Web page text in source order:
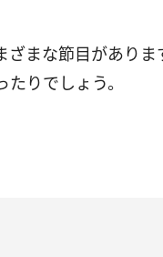
まな節目がありま
りでしょう。